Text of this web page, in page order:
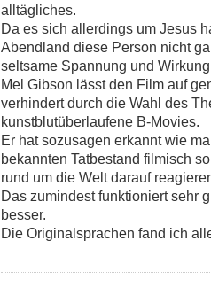
alltägliches.
Da es sich allerdings um Jesus
Abendland diese Person nicht
seltsame Spannung und
Mel Gibson lässt den Film auf
verhindert durch die Wahl des
kunstblutüberlaufene B-Movies.
Er hat sozusagen erkannt wie
bekannten Tatbestand filmisch
rund um die Welt darauf
Das zumindest funktioniert sehr
besser.
Die Originalsprachen fand ich